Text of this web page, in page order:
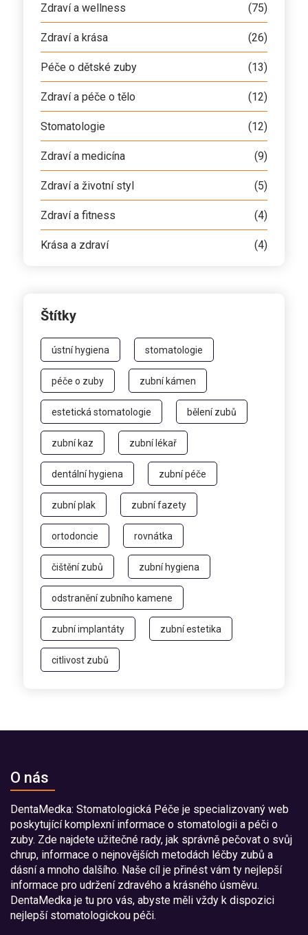
Zdraví a wellness (75)
Zdraví a krása (26)
Péče o dětské zuby (13)
Zdraví a péče o tělo (12)
Stomatologie (12)
Zdraví a medicína (9)
Zdraví a životní styl (5)
Zdraví a fitness (4)
Krása a zdraví (4)
Štítky
ústní hygiena stomatologie
péče o zuby zubní kámen
estetická stomatologie bělení zubů
zubní kaz zubní lékař
dentální hygiena zubní péče
zubní plak zubní fazety
ortodoncie rovnátka
čištění zubů zubní hygiena
odstranění zubního kamene
zubní implantáty zubní estetika
citlivost zubů
O nás
DentaMedka: Stomatologická Péče je specializovaný web
poskytující komplexní informace o stomatologii a péči o
zuby. Zde najdete užitečné rady, jak správně pečovat o svůj
chrup, informace o nejnovějších metodách léčby zubů a
dásní a mnoho dalšího. Naše cíl je přinést vám ty nejlepší
informace pro udržení zdravého a krásného úsměvu.
DentaMedka je tu pro vás, abyste měli vždy k dispozici
nejlepší stomatologickou péči.